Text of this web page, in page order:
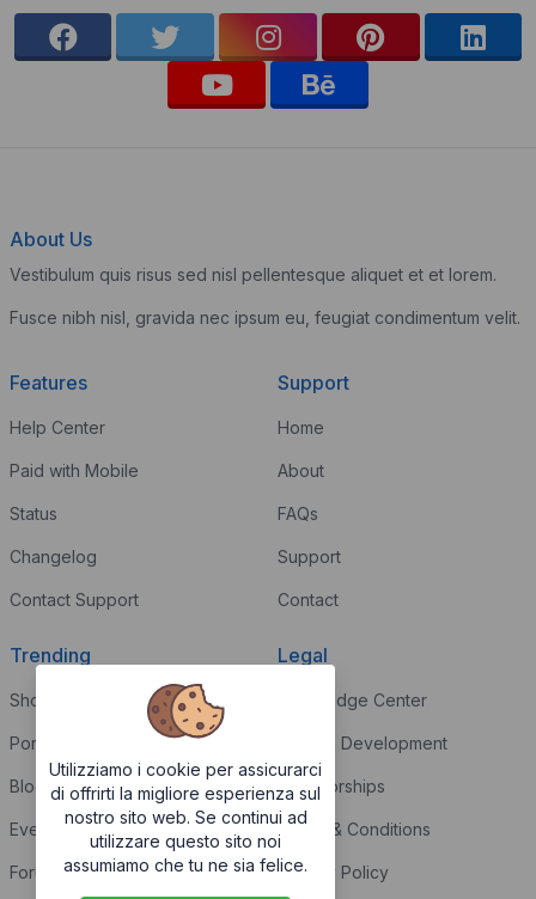
About Us
Vestibulum quis risus sed nisl pellentesque aliquet et et lorem.
Fusce nibh nisl, gravida nec ipsum eu, feugiat condimentum velit.
Features
Help Center
Paid with Mobile
Status
Changelog
Contact Support
Support
Home
About
FAQs
Support
Contact
Trending
Shop
Portfolio
Blog
Events
Forums
Legal
Knowledge Center
Custom Development
Sponsorships
Terms & Conditions
Privacy Policy
Utilizziamo i cookie per assicurarci
di offrirti la migliore esperienza sul
nostro sito web. Se continui ad
utilizzare questo sito noi
assumiamo che tu ne sia felice.